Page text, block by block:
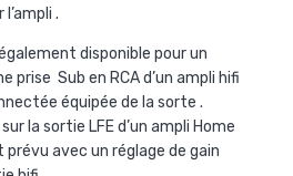
.
disponible pour un
prise Sub en RCA d’un ampli hifi
équipée de la sorte .
la sortie LFE d’un ampli Home
avec un réglage de gain